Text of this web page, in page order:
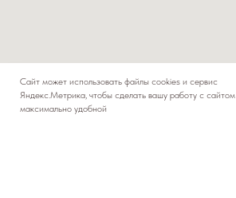
Сайт может использовать файлы cookies и сервис
Яндекс.Метрика, чтобы сделать вашу работу с сайтом
максимально удобной